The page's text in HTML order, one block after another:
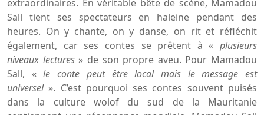
extraordinaires. En véritable bête de scène, Mamadou
Sall tient ses spectateurs en haleine pendant des
heures. On y chante, on y danse, on rit et réfléchit
également, car ses contes se prêtent à « plusieurs
niveaux lectures» de son propre aveu. Pour Mamadou
Sall, «le conte peut être local mais le message est
universel». C’est pourquoi ses contes souvent puisés
dans la culture wolof du sud de la Mauritanie